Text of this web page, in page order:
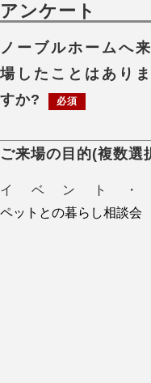
アンケート
ノーブルホームへ来
場したことはありま
すか?
必須
ご来場の目的(複数選
イベント